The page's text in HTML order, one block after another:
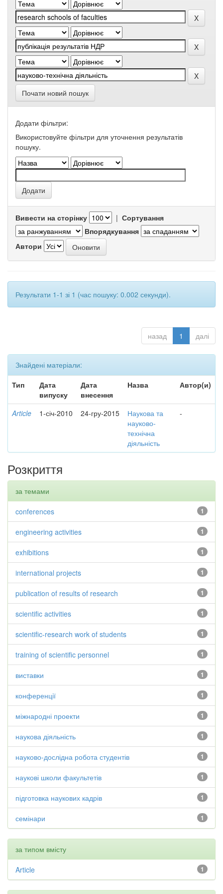
Почати новий пошук
Додати фільтри:
Використовуйте фільтри для уточнення результатів
пошуку.
Вивести на сторінку | Сортування
Впорядкування
Автори
Результати 1-1 зі 1 (час пошуку: 0.002 секунди).
назад 1 далі
Знайдені матеріали:
Тип
Дата
випуску
Дата
внесення
Назва Автор(и)
Article 1-січ-2010 24-гру-2015
Наукова та
науково-
технічна
діяльність
-
Розкриття
за темами
1
conferences
1
engineering activities
1
exhibitions
1
international projects
1
publication of results of research
1
scientific activities
1
scientific-research work of students
1
training of scientific personnel
1
виставки
1
конференції
1
міжнародні проекти
1
наукова діяльність
1
науково-дослідна робота студентів
1
наукові школи факультетів
1
підготовка наукових кадрів
1
семінари
за типом вмісту
1
Article